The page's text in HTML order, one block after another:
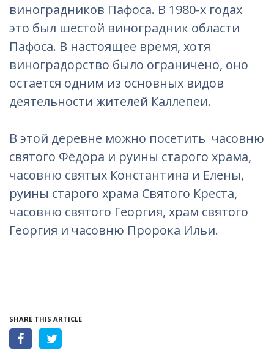
виноградников Пафоса. В 1980-х годах
это был шестой виноградник области
Пафоса. В настоящее время, хотя
виноградорство было ограничено, оно
остается одним из основных видов
деятельности жителей Каллепеи.
В этой деревне можно посетить часовню
святого Фёдора и руины старого храма,
часовню святых Константина и Елены,
руины старого храма Святого Креста,
часовню святого Георгия, храм святого
Георгия и часовню Пророка Ильи.
SHARE THIS ARTICLE